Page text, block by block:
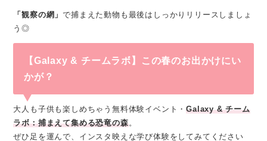
「観察の網」で捕まえた動物も最後はしっかりリリースしましょ
う◎
【Galaxy & チームラボ】この春のお出かけにい
かが？
大人も子供も楽しめちゃう無料体験イベント・Galaxy & チーム
ラボ：捕まえて集める恐竜の森。
ぜひ足を運んで、インスタ映えな学び体験をしてみてください